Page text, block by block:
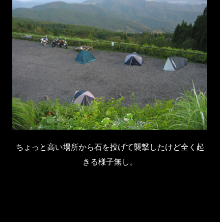
ちょっと高い場所から石を投げて襲撃したけど全く起
きる様子無し。